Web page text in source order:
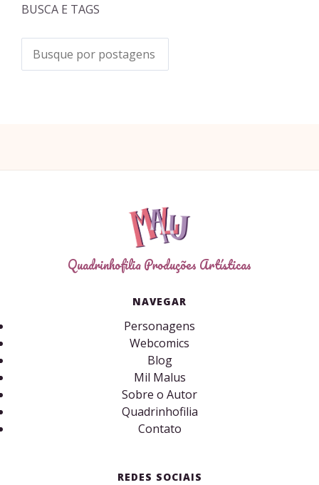
BUSCA E TAGS
Quadrinhofilia Produções Artísticas
NAVEGAR
Personagens
Webcomics
Blog
Mil Malus
Sobre o Autor
Quadrinhofilia
Contato
REDES SOCIAIS